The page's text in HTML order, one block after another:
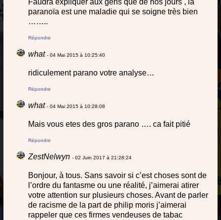
Faudra expliquer aux gens que de nos jours , la
paranoïa est une maladie qui se soigne très bien
……..
Répondre
what - 04 Mai 2015 à 10:25:40
ridiculement parano votre analyse…
Répondre
what - 04 Mai 2015 à 10:28:08
Mais vous etes des gros parano …. ca fait pitié
Répondre
ZestNelwyn - 02 Juin 2017 à 21:28:24
Bonjour, à tous. Sans savoir si c’est choses sont de
l’ordre du fantasme ou une réalité, j’aimerai atirer
votre attention sur plusieurs choses. Avant de parler
de racisme de la part de philip moris j’aimerai
rappeler que ces firmes vendeuses de tabac